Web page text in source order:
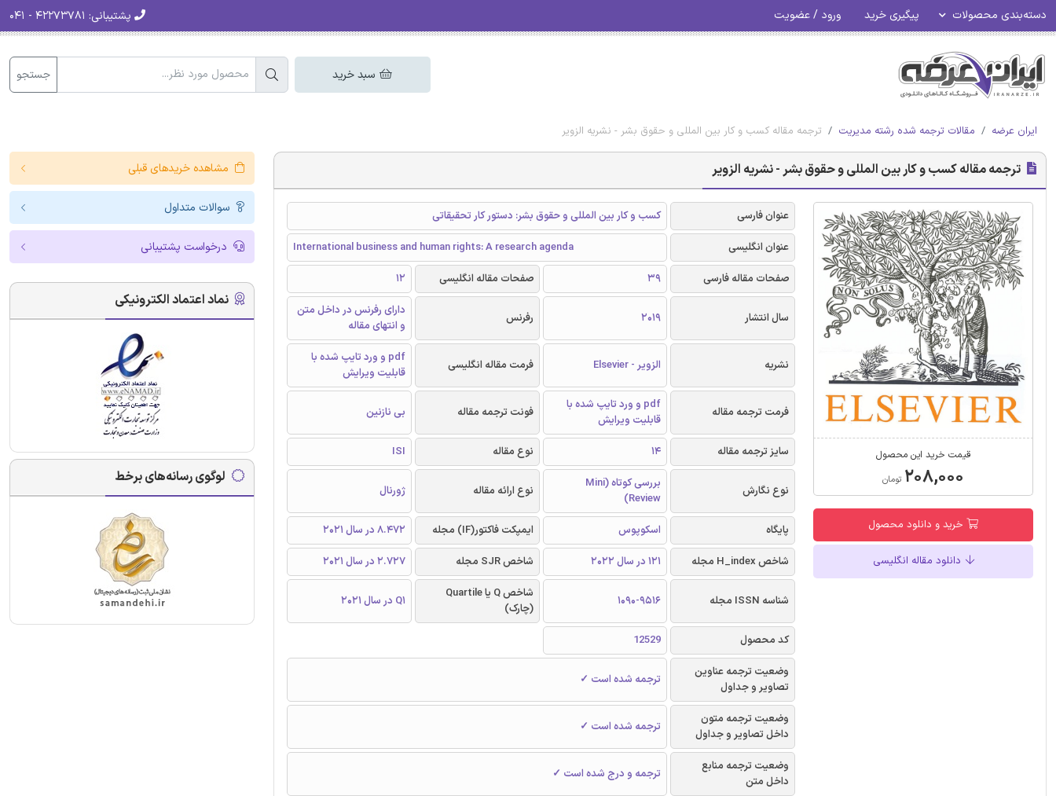
دسته‌بندی محصولات پیگیری خرید ورود / عضویت پشتیبانی:
سبد خرید جستجو
ایران عرضه مقالات ترجمه شده رشته مدیریت ترجمه مقاله کسب و کار بین المللی و حقوق بشر - نشریه الزویر
ترجمه مقاله کسب و کار بین المللی و حقوق بشر - نشریه الزویر
قیمت خرید این محصول
۲۰۸,۰۰۰ تومان
خرید و دانلود محصول
دانلود مقاله انگلیسی
عنوان فارسی
کسب و کار بین المللی و حقوق بشر: دستور کار تحقیقاتی
عنوان انگلیسی
International business and human rights: A research agenda
صفحات مقاله فارسی
39 صفحات مقاله انگلیسی 12
سال انتشار 2019 رفرنس
دارای رفرنس در داخل متن
و انتهای مقاله
نشریه الزویر - Elsevier فرمت مقاله انگلیسی
pdf و ورد تایپ شده با
قابلیت ویرایش
فرمت ترجمه مقاله
pdf و ورد تایپ شده با
قابلیت ویرایش
فونت ترجمه مقاله بی نازنین
سایز ترجمه مقاله 14 نوع مقاله ISI
نوع نگارش
بررسی کوتاه (Mini
Review)
نوع ارائه مقاله ژورنال
پایگاه اسکوپوس ایمپکت فاکتور(IF) مجله
8.472 در سال 2021
شاخص H_index مجله
121 در سال 2022 شاخص SJR مجله 2.727 در سال 2021
شناسه ISSN مجله 1090-9516
شاخص Q یا Quartile
(چارک)
Q1 در سال 2021
کد محصول
12529
وضعیت ترجمه عناوین
تصاویر و جداول
ترجمه شده است ✓
وضعیت ترجمه متون
داخل تصاویر و جداول
ترجمه شده است ✓
وضعیت ترجمه منابع
داخل متن
ترجمه و درج شده است ✓
مشاهده خریدهای قبلی
سوالات متداول
درخواست پشتیبانی
نماد اعتماد الکترونیکی
لوگوی رسانه‌های برخط